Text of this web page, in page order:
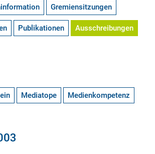
Gremiensitzungen
Publikationen Ausschreibungen
Mediatope Medienkompetenz